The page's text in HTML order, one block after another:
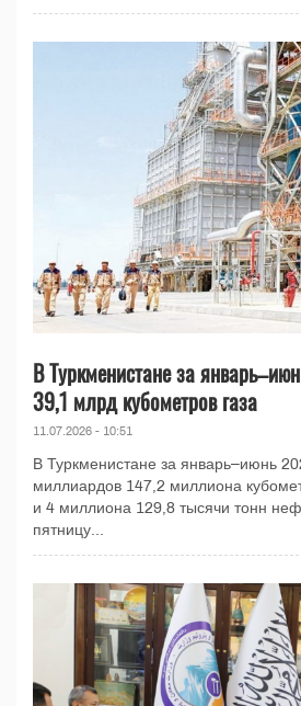
В Туркменистане за
39,1 млрд кубометров газа
11.07.2026 - 10:51
В Туркменистане за январь–июнь
миллиардов 147,2 миллиона
и 4 миллиона 129,8 тысячи тонн
пятницу...